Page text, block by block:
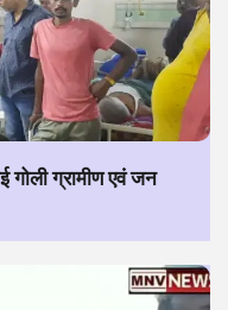
गोली ग्रामीण एवं जन